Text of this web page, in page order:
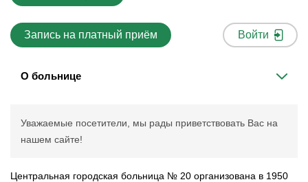
Запись на платный приём Войти
О больнице
Уважаемые посетители, мы рады приветствовать Вас на
нашем сайте!
Центральная городская больница № 20 организована в 1950